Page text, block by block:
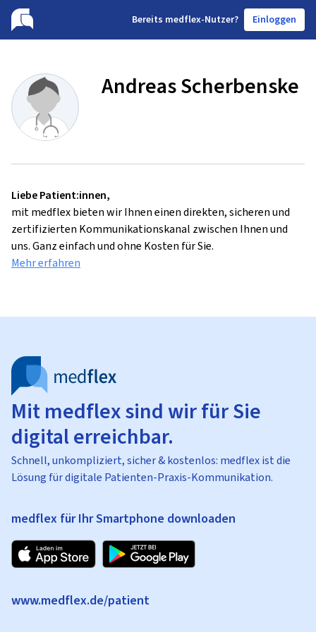
Bereits medflex-Nutzer? Einloggen
Andreas Scherbenske
Liebe Patient:innen,
mit medflex bieten wir Ihnen einen direkten, sicheren und
zertifizierten Kommunikationskanal zwischen Ihnen und
uns. Ganz einfach und ohne Kosten für Sie.
Mehr erfahren
Mit medflex sind wir für Sie
digital erreichbar.
Schnell, unkompliziert, sicher & kostenlos: medflex ist die
Lösung für digitale Patienten-Praxis-Kommunikation.
medflex für Ihr Smartphone downloaden
www.medflex.de/patient